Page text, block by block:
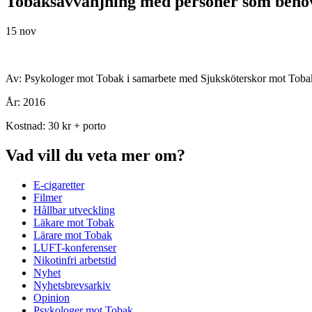
15 nov
Av: Psykologer mot Tobak i samarbete med Sjuksköterskor mot
År: 2016
Kostnad: 30 kr + porto
Vad vill du veta mer om?
E-cigaretter
Filmer
Hållbar utveckling
Läkare mot Tobak
Lärare mot Tobak
LUFT-konferenser
Nikotinfri arbetstid
Nyhet
Nyhetsbrevsarkiv
Opinion